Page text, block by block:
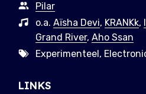
Pilar
o.a. Aïsha Devi, KRANKk,
Grand River, Aho Ssan
Experimenteel,
LINKS